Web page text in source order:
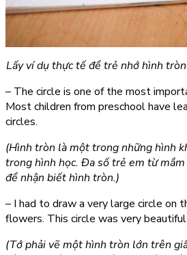
Lấy ví dụ thực tế để trẻ nhớ hình
– The circle is one of the most
Most children from preschool have
circles.
(Hình tròn là một trong những hình
trong hình học. Đa số trẻ em từ mầm
để nhận biết hình tròn.)
– I had to draw a very large circle on
flowers. This circle was very
(Tớ phải vẽ một hình tròn lớn trên